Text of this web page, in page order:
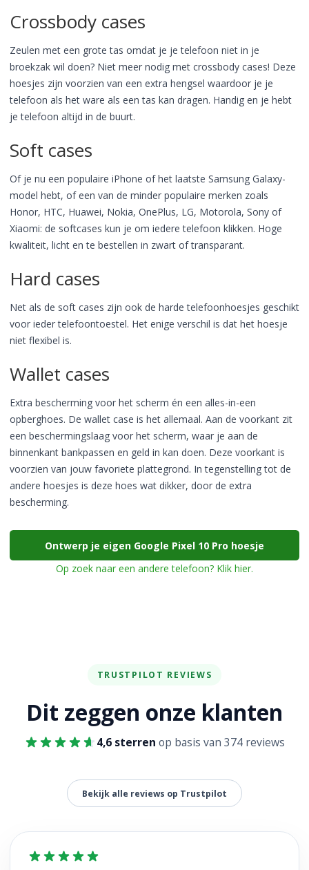
Crossbody cases
Zeulen met een grote tas omdat je je telefoon niet in je
broekzak wil doen? Niet meer nodig met crossbody cases! Deze
hoesjes zijn voorzien van een extra hengsel waardoor je je
telefoon als het ware als een tas kan dragen. Handig en je hebt
je telefoon altijd in de buurt.
Soft cases
Of je nu een populaire iPhone of het laatste Samsung Galaxy-
model hebt, of een van de minder populaire merken zoals
Honor, HTC, Huawei, Nokia, OnePlus, LG, Motorola, Sony of
Xiaomi: de softcases kun je om iedere telefoon klikken. Hoge
kwaliteit, licht en te bestellen in zwart of transparant.
Hard cases
Net als de soft cases zijn ook de harde telefoonhoesjes geschikt
voor ieder telefoontoestel. Het enige verschil is dat het hoesje
niet flexibel is.
Wallet cases
Extra bescherming voor het scherm én een alles-in-een
opberghoes. De wallet case is het allemaal. Aan de voorkant zit
een beschermingslaag voor het scherm, waar je aan de
binnenkant bankpassen en geld in kan doen. Deze voorkant is
voorzien van jouw favoriete plattegrond. In tegenstelling tot de
andere hoesjes is deze hoes wat dikker, door de extra
bescherming.
Ontwerp je eigen Google Pixel 10 Pro hoesje
Op zoek naar een andere telefoon? Klik hier.
TRUSTPILOT REVIEWS
Dit zeggen onze klanten
4,6 sterren op basis van 374 reviews
Bekijk alle reviews op Trustpilot